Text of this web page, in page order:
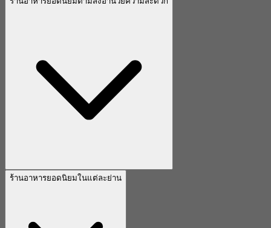
ร้านอาหารยอดนิยมในแต่ละย่าน